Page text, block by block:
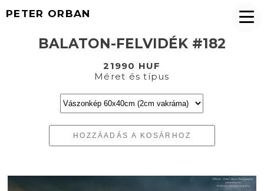
PETER ORBAN
BALATON-FELVIDÉK #182
21990 HUF
Méret és típus
HOZZÁADÁS A KOSÁRHOZ